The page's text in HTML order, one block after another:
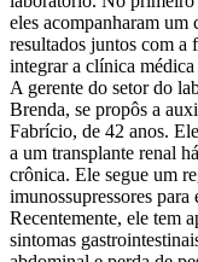
eles acompanharam um
resultados juntos com a
integrar a clínica
A gerente do setor do
Brenda, se propôs a
Fabrício, de 42 anos.
a um transplante renal
crônica. Ele segue um
imunossupressores
Recentemente, ele tem
sintomas